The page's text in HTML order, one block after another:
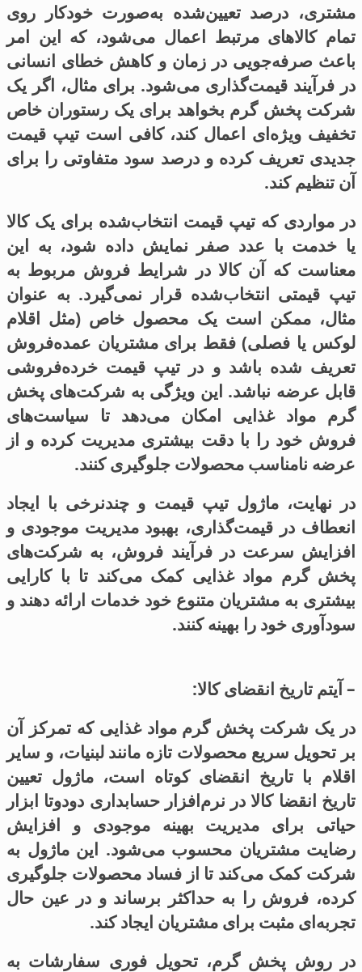
مشتری، درصد تعیین‌شده به‌صورت خودکار روی
تمام کالاهای مرتبط اعمال می‌شود، که این امر
باعث صرفه‌جویی در زمان و کاهش خطای انسانی
در فرآیند قیمت‌گذاری می‌شود. برای مثال، اگر یک
شرکت پخش گرم بخواهد برای یک رستوران خاص
تخفیف ویژه‌ای اعمال کند، کافی است تیپ قیمت
جدیدی تعریف کرده و درصد سود متفاوتی را برای
آن تنظیم کند.
در مواردی که تیپ قیمت انتخاب‌شده برای یک کالا
یا خدمت با عدد صفر نمایش داده شود، به این
معناست که آن کالا در شرایط فروش مربوط به
تیپ قیمتی انتخاب‌شده قرار نمی‌گیرد. به عنوان
مثال، ممکن است یک محصول خاص (مثل اقلام
لوکس یا فصلی) فقط برای مشتریان عمده‌فروش
تعریف شده باشد و در تیپ قیمت خرده‌فروشی
قابل عرضه نباشد. این ویژگی به شرکت‌های پخش
گرم مواد غذایی امکان می‌دهد تا سیاست‌های
فروش خود را با دقت بیشتری مدیریت کرده و از
عرضه نامناسب محصولات جلوگیری کنند.
در نهایت، ماژول تیپ قیمت و چندنرخی با ایجاد
انعطاف در قیمت‌گذاری، بهبود مدیریت موجودی و
افزایش سرعت در فرآیند فروش، به شرکت‌های
پخش گرم مواد غذایی کمک می‌کند تا با کارایی
بیشتری به مشتریان متنوع خود خدمات ارائه دهند و
سودآوری خود را بهینه کنند.
– آیتم تاریخ انقضای کالا:
در یک شرکت پخش گرم مواد غذایی که تمرکز آن
بر تحویل سریع محصولات تازه مانند لبنیات، و سایر
اقلام با تاریخ انقضای کوتاه است، ماژول تعیین
تاریخ انقضا کالا در نرم‌افزار حسابداری دودوتا ابزار
حیاتی برای مدیریت بهینه موجودی و افزایش
رضایت مشتریان محسوب می‌شود. این ماژول به
شرکت کمک می‌کند تا از فساد محصولات جلوگیری
کرده، فروش را به حداکثر برساند و در عین حال
تجربه‌ای مثبت برای مشتریان ایجاد کند.
در روش پخش گرم، تحویل فوری سفارشات به